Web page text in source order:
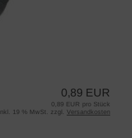
0,89 EUR
0,89 EUR pro Stück
inkl. 19 % MwSt. zzgl. Versandkosten